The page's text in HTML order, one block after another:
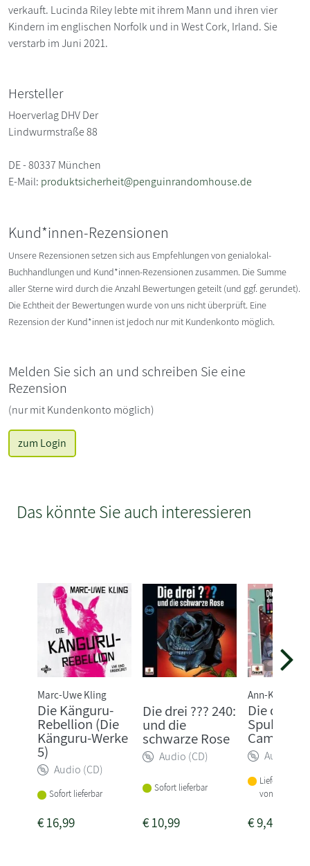
verkauft. Lucinda Riley lebte mit ihrem Mann und ihren vier
Kindern im englischen Norfolk und in West Cork, Irland. Sie
verstarb im Juni 2021.
Hersteller
Hoerverlag DHV Der
Lindwurmstraße 88
DE - 80337 München
E-Mail: produktsicherheit@penguinrandomhouse.de
Kund*innen-Rezensionen
Unsere Rezensionen setzen sich aus Empfehlungen von genialokal-
Buchhandlungen und Kund*innen-Rezensionen zusammen. Die Summe
aller Sterne wird durch die Anzahl Bewertungen geteilt (und ggf. gerundet).
Die Echtheit der Bewertungen wurde von uns nicht überprüft. Eine
Rezension der Kund*innen ist jedoch nur mit Kundenkonto möglich.
Melden Sie sich an und schreiben Sie eine
Rezension
(nur mit Kundenkonto möglich)
zum Login
Das könnte Sie auch interessieren
Marc-Uwe Kling
Die Känguru-
Rebellion (Die
Känguru-Werke
5)
Audio (CD)
Sofort lieferbar
€16,99
Die drei ??? 240:
und die
schwarze Rose
Audio (CD)
Sofort lieferbar
€10,99
Ann-Katrin
Die drei
Spuk auf
Audio
Lieferbar
von 1-2
€9,49